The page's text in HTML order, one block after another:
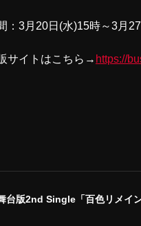
：3月20日(水)15時～3月
サイトはこちら→ https://
版2nd Single「百色リメイン